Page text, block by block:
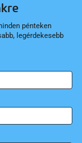
pénteken
legérdekesebb